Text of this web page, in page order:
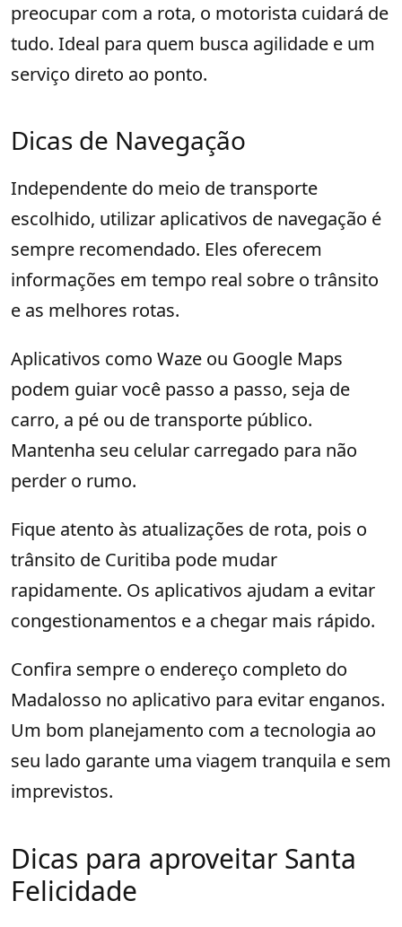
preocupar com a rota, o motorista cuidará de
tudo. Ideal para quem busca agilidade e um
serviço direto ao ponto.
Dicas de Navegação
Independente do meio de transporte
escolhido, utilizar aplicativos de navegação é
sempre recomendado. Eles oferecem
informações em tempo real sobre o trânsito
e as melhores rotas.
Aplicativos como Waze ou Google Maps
podem guiar você passo a passo, seja de
carro, a pé ou de transporte público.
Mantenha seu celular carregado para não
perder o rumo.
Fique atento às atualizações de rota, pois o
trânsito de Curitiba pode mudar
rapidamente. Os aplicativos ajudam a evitar
congestionamentos e a chegar mais rápido.
Confira sempre o endereço completo do
Madalosso no aplicativo para evitar enganos.
Um bom planejamento com a tecnologia ao
seu lado garante uma viagem tranquila e sem
imprevistos.
Dicas para aproveitar Santa
Felicidade